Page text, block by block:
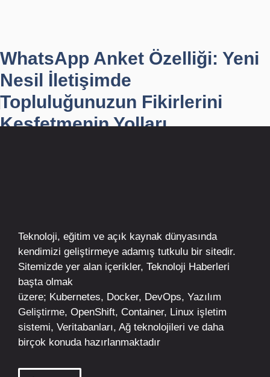
WhatsApp Anket Özelliği: Yeni
Nesil İletişimde
Topluluğunuzun Fikirlerini
Keşfetmenin Yolları
Teknoloji, eğitim ve açık kaynak dünyasında
kendimizi geliştirmeye adamış tutkulu bir sitedir.
Sitemizde yer alan içerikler, Teknoloji Haberleri
başta olmak
üzere; Kubernetes, Docker, DevOps, Yazılım
Geliştirme, OpenShift, Container, Linux işletim
sistemi, Veritabanları, Ağ teknolojileri ve daha
birçok konuda hazırlanmaktadır